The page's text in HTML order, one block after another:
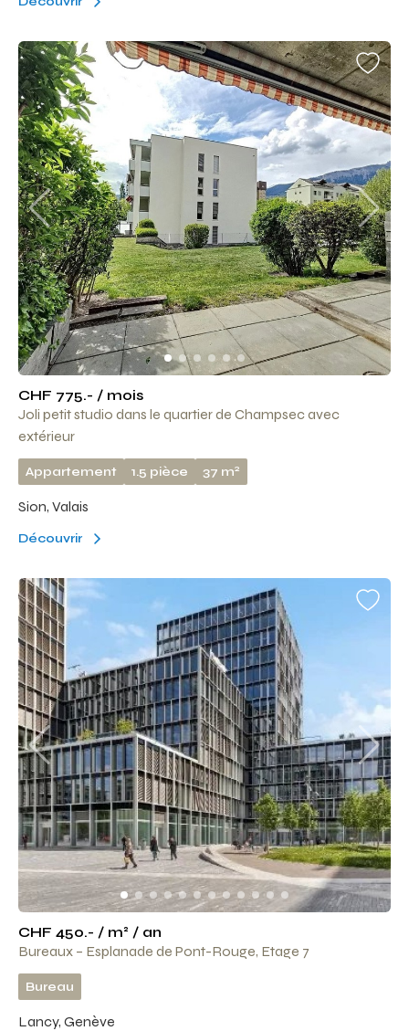
CHF 775.- / mois
Joli petit studio dans le quartier de Champsec avec
extérieur
Appartement 1.5 pièce 37 m2
Sion, Valais
Découvrir
CHF 450.- / m² / an
Bureaux – Esplanade de Pont-Rouge, Etage 7
Bureau
Lancy, Genève